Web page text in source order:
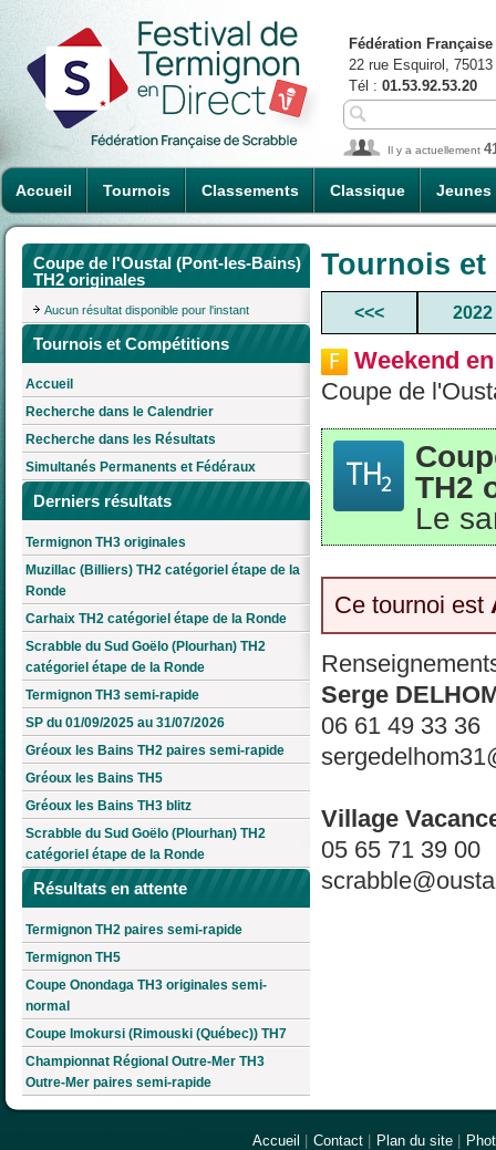
Accueil Tournois Classements Classique Jeunes
Fédération
22 rue Esquirol,
Tél : 01.53.92.53.20
Il y a actuellement
Coupe de l'Oustal (Pont-les-Bains)
TH2 originales
Aucun résultat disponible pour l'instant
Tournois et Compétitions
Accueil
Recherche dans le Calendrier
Recherche dans les Résultats
Simultanés Permanents et Fédéraux
Derniers résultats
Termignon TH3 originales
Muzillac (Billiers) TH2 catégoriel étape de la
Ronde
Carhaix TH2 catégoriel étape de la Ronde
Scrabble du Sud Goëlo (Plourhan) TH2
catégoriel étape de la Ronde
Termignon TH3 semi-rapide
SP du 01/09/2025 au 31/07/2026
Gréoux les Bains TH2 paires semi-rapide
Gréoux les Bains TH5
Gréoux les Bains TH3 blitz
Scrabble du Sud Goëlo (Plourhan) TH2
catégoriel étape de la Ronde
Résultats en attente
Termignon TH2 paires semi-rapide
Termignon TH5
Coupe Onondaga TH3 originales semi-
normal
Coupe Imokursi (Rimouski (Québec)) TH7
Championnat Régional Outre-Mer TH3
Outre-Mer paires semi-rapide
Tournois
<<< 2022
Weekend
Coupe de
TH2
Le
Ce tournoi est
Serge
06 61 49 33 36
Village
05 65 71 39 00
Accueil Contact Plan du site